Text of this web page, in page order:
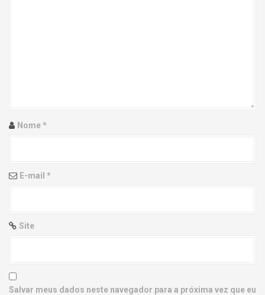
i
n
Nome*
E-mail *
Site
Salvar meus dados neste navegador para a próxima vez que eu